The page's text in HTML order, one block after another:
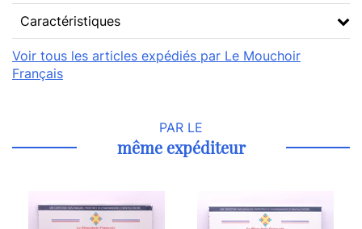
Caractéristiques
Voir tous les articles expédiés par Le Mouchoir
Français
PAR LE
même expéditeur